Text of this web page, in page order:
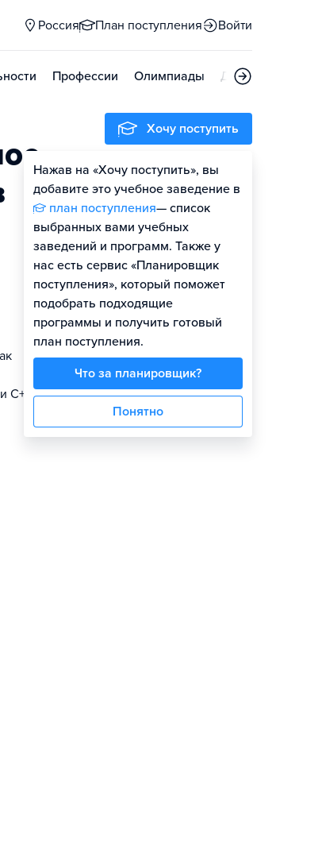
Россия План поступления Войти
Профессии Олимпиады Дни открытых
C++,
Хочу поступить
Нажав на «Хочу поступить», вы
добавите это учебное заведение в
план поступления— список
выбранных вами учебных
заведений и программ. Также у
нас есть сервис «Планировщик
поступления», который поможет
подобрать подходящие
программы и получить готовый
план поступления.
Что за планировщик?
Понятно